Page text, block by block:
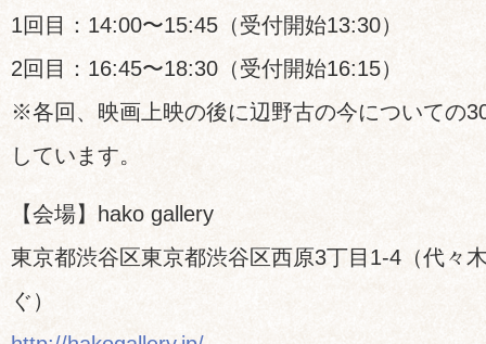
1回目：14:00〜15:45（受付開始13:30）
2回目：16:45〜18:30（受付開始16:15）
※各回、映画上映の後に辺野古の今についての
しています。
【会場】hako gallery
東京都渋谷区東京都渋谷区西原3丁目1-4（代々
ぐ）